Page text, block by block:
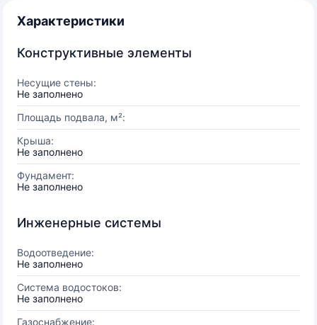
Характеристики
Конструктивные элементы
Несущие стены:
Не заполнено
Площадь подвала, м²:
Крыша:
Не заполнено
Фундамент:
Не заполнено
Инженерные системы
Водоотведение:
Не заполнено
Система водостоков:
Не заполнено
Газоснабжение: